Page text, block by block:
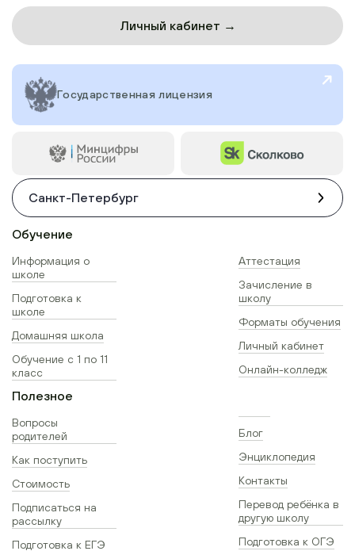
Личный кабинет →
Государственная лицензия
Санкт-Петербург
Обучение
Информация о
школе
Подготовка к
школе
Домашняя школа
Обучение с 1 по 11
класс
Аттестация
Зачисление в
школу
Форматы обучения
Личный кабинет
Онлайн-колледж
Полезное
Вопросы
родителей
Как поступить
Стоимость
Подписаться на
рассылку
Подготовка к ЕГЭ
Блог
Энциклопедия
Контакты
Перевод ребёнка в
другую школу
Подготовка к ОГЭ